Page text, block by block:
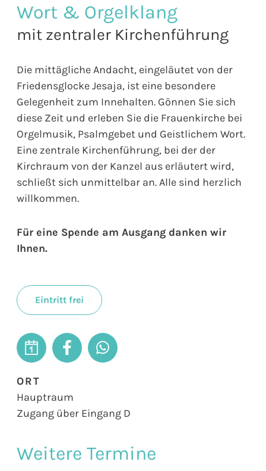
Wort & Orgelklang
mit zentraler Kirchenführung
Die mittägliche Andacht, eingeläutet von der
Friedensglocke Jesaja, ist eine besondere
Gelegenheit zum Innehalten. Gönnen Sie sich
diese Zeit und erleben Sie die Frauenkirche bei
Orgelmusik, Psalmgebet und Geistlichem Wort.
Eine zentrale Kirchenführung, bei der der
Kirchraum von der Kanzel aus erläutert wird,
schließt sich unmittelbar an. Alle sind herzlich
willkommen.
Für eine Spende am Ausgang danken wir
Ihnen.
Eintritt frei
ORT
Hauptraum
Zugang über Eingang D
Weitere Termine